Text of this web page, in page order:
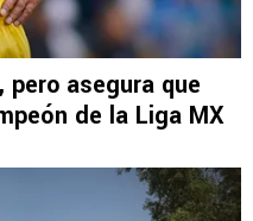
asegura que
de la Liga MX